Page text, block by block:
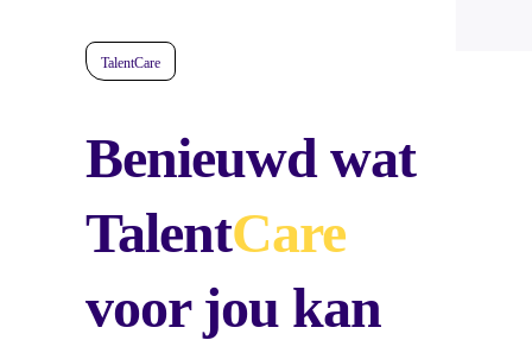
TalentCare
Benieuwd wat
TalentCare
voor jou kan